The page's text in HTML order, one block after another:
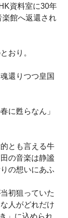
資料室に30年
楽館へ返還され
おり。
還りつつ皇国
に甦らなん」
とも言える牛
の音楽は静謐
の想いにあふ
初狙っていた
人がどれだけ
」に込められ